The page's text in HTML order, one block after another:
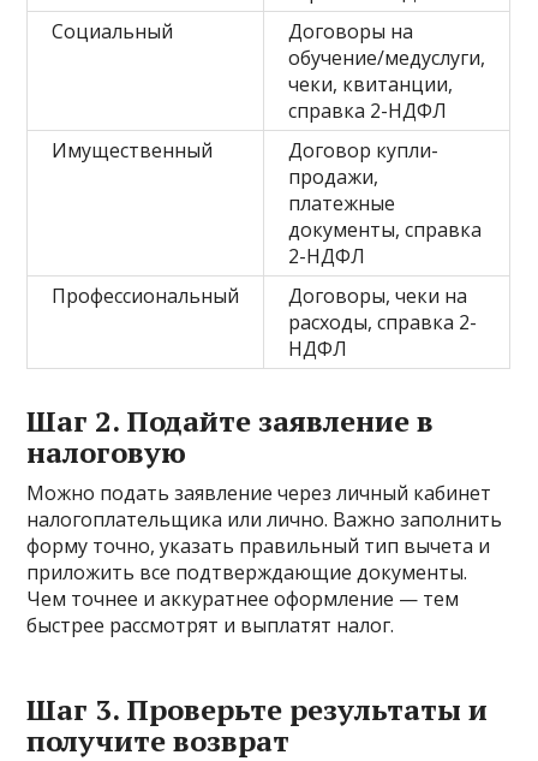
Социальный
Договоры на
обучение/медуслуги,
чеки, квитанции,
справка 2-НДФЛ
Имущественный
Договор купли-
продажи,
платежные
документы, справка
2-НДФЛ
Профессиональный
Договоры, чеки на
расходы, справка 2-
НДФЛ
Шаг 2. Подайте заявление в
налоговую
Можно подать заявление через личный кабинет
налогоплательщика или лично. Важно заполнить
форму точно, указать правильный тип вычета и
приложить все подтверждающие документы.
Чем точнее и аккуратнее оформление — тем
быстрее рассмотрят и выплатят налог.
Шаг 3. Проверьте результаты и
получите возврат